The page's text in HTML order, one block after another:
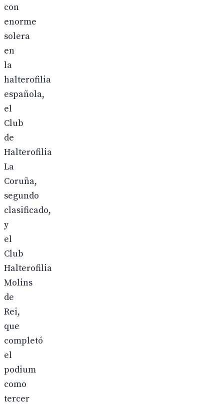
con
enorme
solera
en
la
halterofilia
española,
el
Club
de
Halterofilia
La
Coruña,
segundo
clasificado,
y
el
Club
Halterofilia
Molins
de
Rei,
que
completó
el
podium
como
tercer